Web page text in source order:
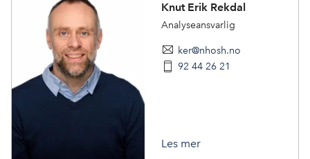
Knut Erik Rekdal
Analyseansvarlig
ker@nhosh.no
92 44 26 21
Les mer